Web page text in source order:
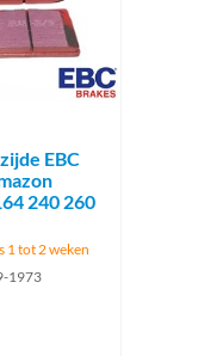
Brand
EBC
240 260
1 tot 2 weken
1973